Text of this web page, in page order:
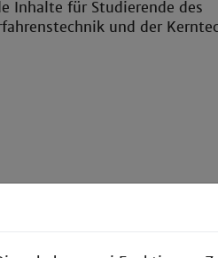
Inhalte für Studierende des
und der